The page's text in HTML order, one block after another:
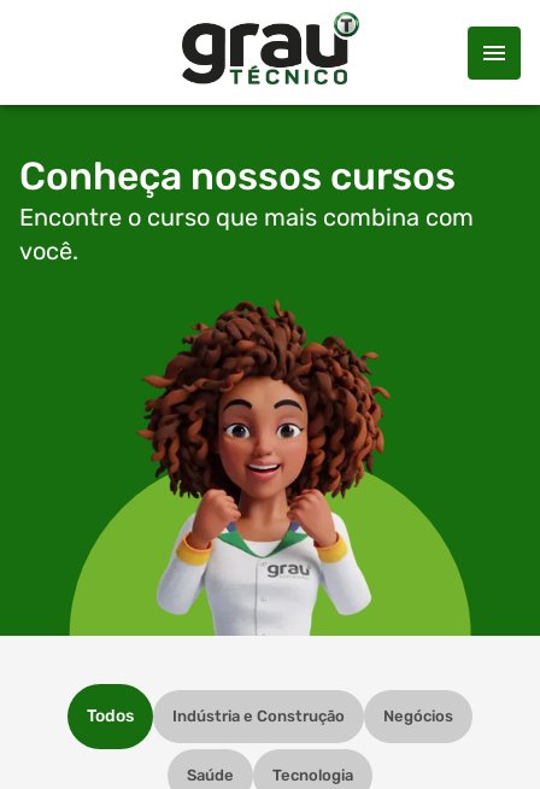
Conheça nossos cursos
Encontre o curso que mais combina com
você.
Todos Indústria e Construção Negócios
Saúde Tecnologia